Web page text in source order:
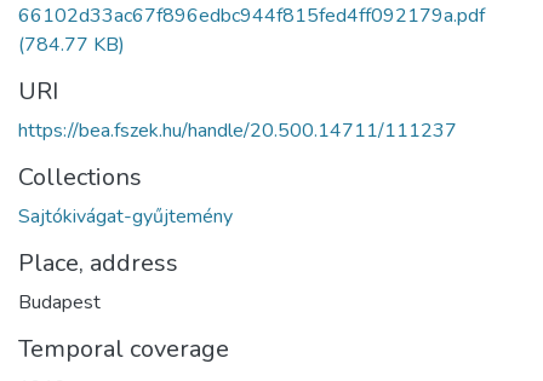
66102d33ac67f896edbc944f815fed4ff092179a.pdf
(784.77 KB)
URI
https://bea.fszek.hu/handle/20.500.14711/111237
Collections
Sajtókivágat-gyűjtemény
Place, address
Budapest
Temporal coverage